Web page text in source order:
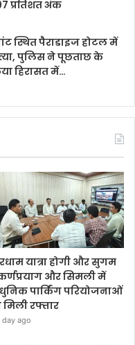
प्रतिशत अंक
स्थित पैराडाइज होटल में
पुलिस ने पूछताछ के
हिरासत में…
यात्रा होगी और सुगम
और सिमली में
पार्किंग परियोजनाओं
मिली रफ्तार
day ago